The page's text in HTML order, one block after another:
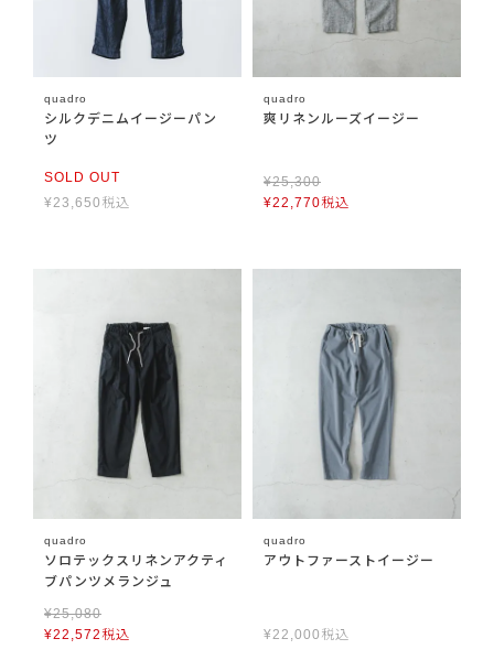
quadro
シルクデニムイージーパン
ツ
SOLD OUT
¥23,650 税込
quadro
爽リネンルーズイージー
¥25,300
¥22,770税込
quadro
ソロテックスリネンアクティ
ブパンツメランジュ
¥25,080
¥22,572税込
quadro
アウトファーストイージー
¥22,000 税込